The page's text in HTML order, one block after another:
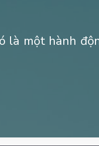
là một hành